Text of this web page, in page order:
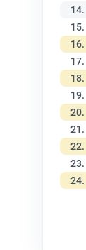
14.
15.
16.
17.
18.
19.
20.
21.
22.
23.
24.